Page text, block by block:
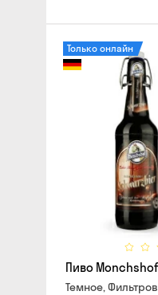
Только онлайн
Пиво
Темное,